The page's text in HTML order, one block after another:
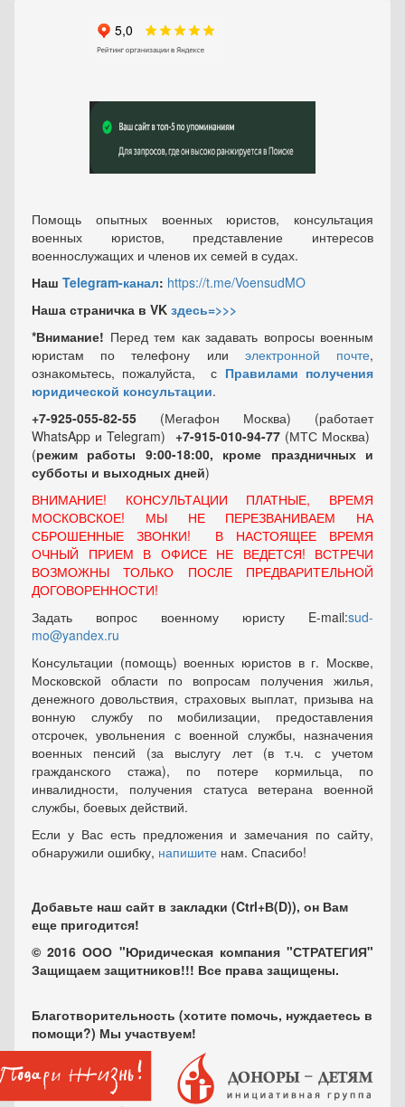
Помощь опытных военных юристов, консультация
военных юристов, представление интересов
военнослужащих и членов их семей в судах.
Наш Telegram-канал: https://t.me/VoensudMO
Наша страничка в VK здесь=>>>
*Внимание! Перед тем как задавать вопросы военным
юристам по телефону или электронной почте,
ознакомьтесь, пожалуйста, с Правилами получения
юридической консультации.
+7-925-055-82-55 (Мегафон Москва) (работает
WhatsApp и Telegram) +7-915-010-94-77 (МТС Москва)
(режим работы 9:00-18:00, кроме праздничных и
субботы и выходных дней)
ВНИМАНИЕ! КОНСУЛЬТАЦИИ ПЛАТНЫЕ, ВРЕМЯ
МОСКОВСКОЕ! МЫ НЕ ПЕРЕЗВАНИВАЕМ НА
СБРОШЕННЫЕ ЗВОНКИ! В НАСТОЯЩЕЕ ВРЕМЯ
ОЧНЫЙ ПРИЕМ В ОФИСЕ НЕ ВЕДЕТСЯ! ВСТРЕЧИ
ВОЗМОЖНЫ ТОЛЬКО ПОСЛЕ ПРЕДВАРИТЕЛЬНОЙ
ДОГОВОРЕННОСТИ!
Задать вопрос военному юристу E-mail:sud-
mo@yandex.ru
Консультации (помощь) военных юристов в г. Москве,
Московской области по вопросам получения жилья,
денежного довольствия, страховых выплат, призыва на
вонную службу по мобилизации, предоставления
отсрочек, увольнения с военной службы, назначения
военных пенсий (за выслугу лет (в т.ч. с учетом
гражданского стажа), по потере кормильца, по
инвалидности, получения статуса ветерана военной
службы, боевых действий.
Если у Вас есть предложения и замечания по сайту,
обнаружили ошибку, напишите нам. Спасибо!
Добавьте наш сайт в закладки (Ctrl+В(D)), он Вам
еще пригодится!
© 2016 ООО "Юридическая компания "СТРАТЕГИЯ"
Защищаем защитников!!! Все права защищены.
Благотворительность (хотите помочь, нуждаетесь в
помощи?) Мы участвуем!